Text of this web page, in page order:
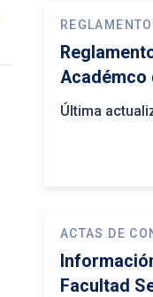
REGLAMENTO
Académco
Última
ACTAS DE
Facultad